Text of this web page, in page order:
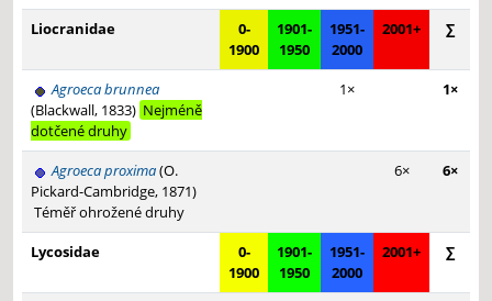
Liocranidae
0-
1900
1901-
1950
1951-
2000
2001+ ∑
Agroeca brunnea
(Blackwall, 1833) Nejméně
dotčené druhy
1× 1×
Agroeca proxima(O.
Pickard-Cambridge, 1871)
Téměř ohrožené druhy
6× 6×
Lycosidae
0-
1900
1901-
1950
1951-
2000
2001+ ∑